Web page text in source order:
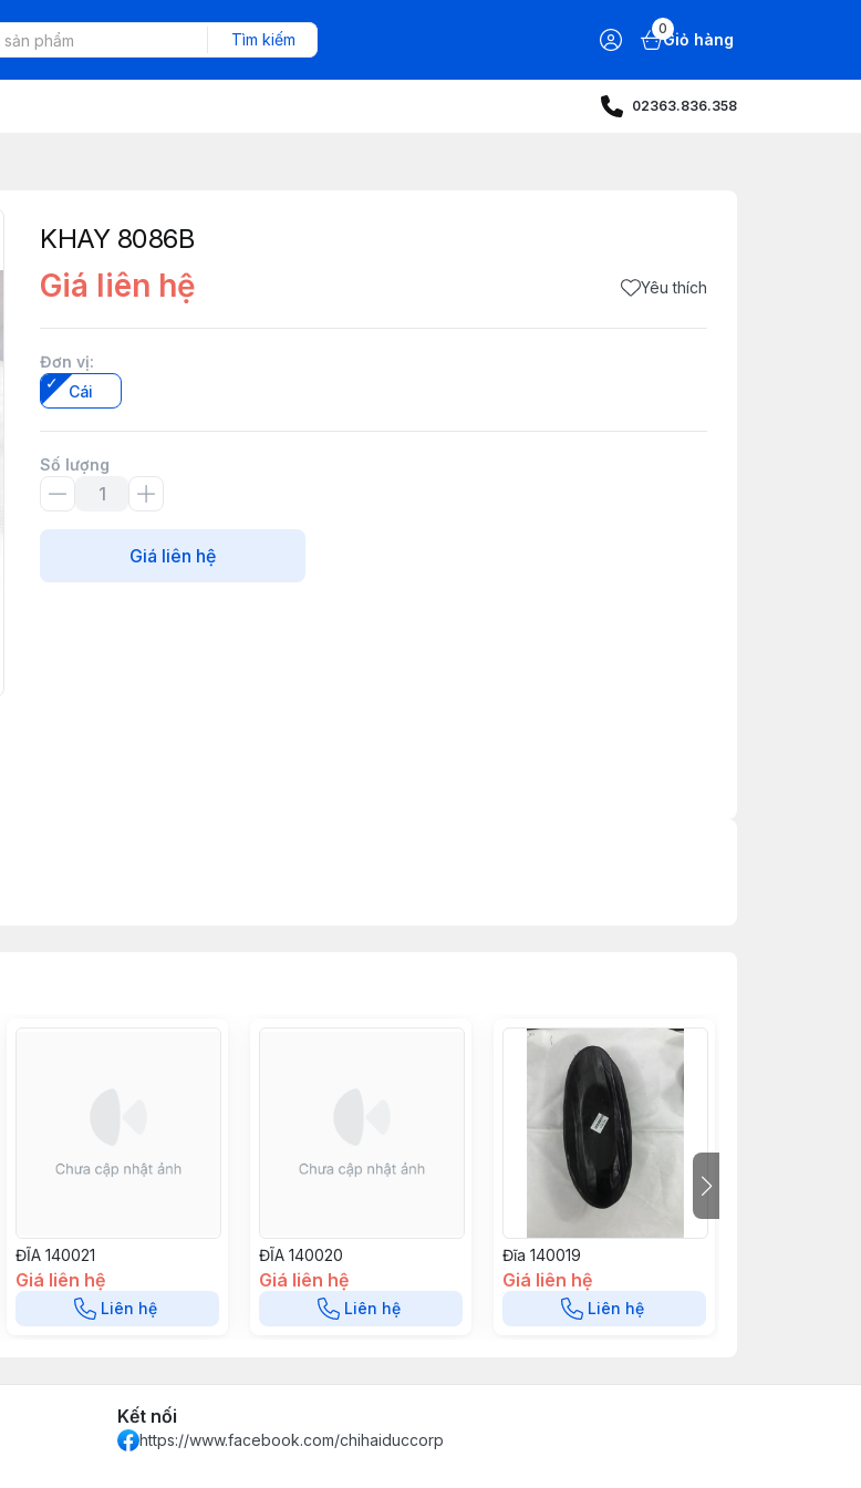
Tìm kiếm
0
Giỏ hàng
02363.836.358
KHAY 8086B
Giá liên hệ Yêu thích
Đơn vị:
Cái
Số lượng
Giá liên hệ
ĐĨA 140021
Giá liên hệ
Liên hệ
ĐĨA 140020
Giá liên hệ
Liên hệ
Đĩa 140019
Giá liên hệ
Liên hệ
Kết nối
https://www.facebook.com/chihaiduccorp